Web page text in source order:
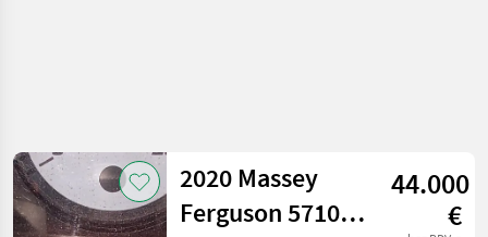
2020 Massey
Ferguson 5710M
44.000
€